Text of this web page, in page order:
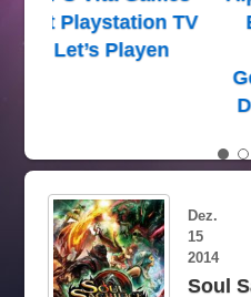
DLC Runes
Location and
15
2014
Soul
PS